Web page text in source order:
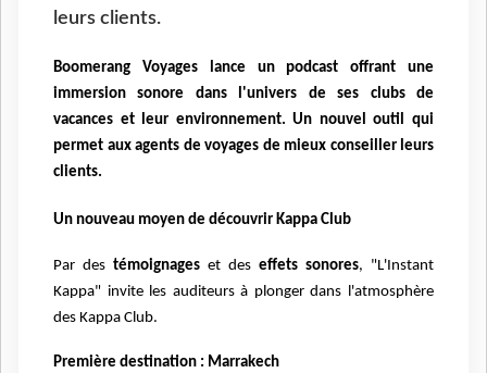
leurs clients.
Boomerang Voyages lance unpodcast offrant une
immersion sonore dans l'univers de ses clubs de
vacances et leur environnement. Un nouvel outil qui
permet aux agents de voyages de mieux conseiller leurs
clients.
Un nouveau moyen de découvrir Kappa Club
Par des témoignages et des effets sonores, "L'Instant
Kappa" invite les auditeurs à plonger dans l'atmosphère
des Kappa Club.
Première destination : Marrakech